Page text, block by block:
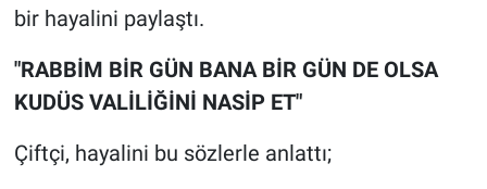
bir hayalini paylaştı.
"RABBİM BİR GÜN BANA BİR GÜN DE OLSA
KUDÜS VALİLİĞİNİ NASİP ET"
Çiftçi, hayalini bu sözlerle anlattı;